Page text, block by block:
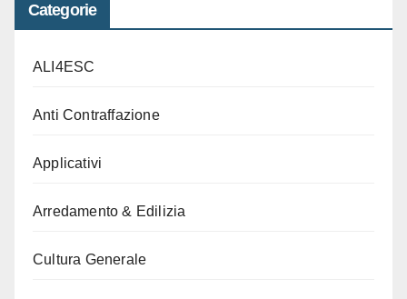
Categorie
ALI4ESC
Anti Contraffazione
Applicativi
Arredamento & Edilizia
Cultura Generale